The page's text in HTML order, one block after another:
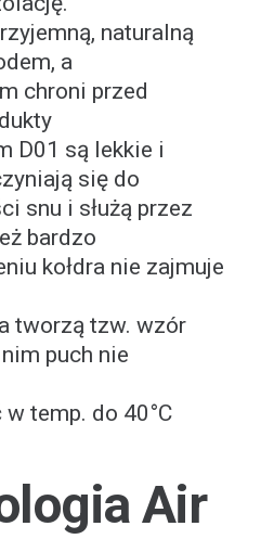
naturalną
a
chroni przed
D01 są lekkie i
się do
snu i służą przez
bardzo
kołdra nie zajmuje
tworzą tzw. wzór
puch nie
w temp. do 40°C
Air